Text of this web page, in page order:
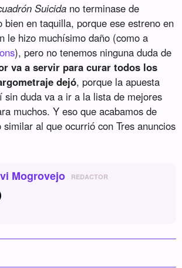
Suicida no terminase de
bien en taquilla, porque ese estreno en
le hizo muchísimo daño (como a
), pero no tenemos ninguna duda de
va a servir para curar todos los
dejó, porque la apuesta
sin duda va a ir a la lista de mejores
muchos. Y eso que acabamos de
similar al que ocurrió con Tres anuncios
Mogrovejo REDACTOR